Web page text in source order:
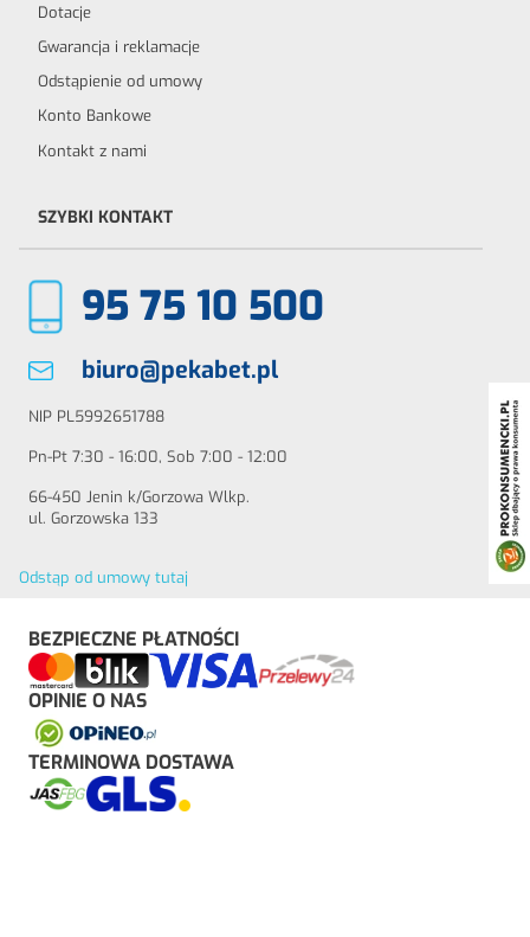
Dotacje
Gwarancja i reklamacje
Odstąpienie od umowy
Konto Bankowe
Kontakt z nami
SZYBKI KONTAKT
95 75 10 500
biuro@pekabet.pl
NIP PL5992651788
Pn-Pt 7:30 - 16:00, Sob 7:00 - 12:00
66-450 Jenin k/Gorzowa Wlkp.
ul. Gorzowska 133
Odstąp od umowy tutaj
BEZPIECZNE PŁATNOŚCI
OPINIE O NAS
TERMINOWA DOSTAWA